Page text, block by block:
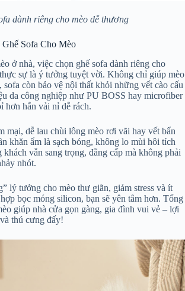
dành riêng cho mèo dễ thương
Sofa Cho Mèo
ở nhà, việc chọn ghế sofa dành riêng cho
sự là ý tưởng tuyệt vời. Không chỉ giúp mèo
sofa còn bảo vệ nội thất khỏi những vết cào cấu
da công nghiệp như PU BOSS hay microfiber
hơn hẳn vải nỉ dễ rách.
mại, dễ lau chùi lông mèo rơi vãi hay vết bẩn
khăn ẩm là sạch bóng, không lo mùi hôi tích
vẫn sang trọng, đẳng cấp mà không phải
nhót.
lý tưởng cho mèo thư giãn, giảm stress và ít
bọc móng silicon, bạn sẽ yên tâm hơn. Tổng
giúp nhà cửa gọn gàng, gia đình vui vẻ – lợi
thú cưng đấy!